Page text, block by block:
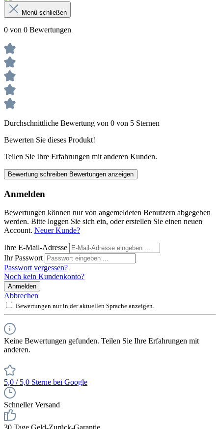
Menü schließen
0 von 0 Bewertungen
Durchschnittliche Bewertung von 0 von 5 Sternen
Bewerten Sie dieses Produkt!
Teilen Sie Ihre Erfahrungen mit anderen Kunden.
Bewertung schreiben Bewertungen anzeigen
Anmelden
Bewertungen können nur von angemeldeten Benutzern abgegeben
werden. Bitte loggen Sie sich ein, oder erstellen Sie einen neuen
Account. Neuer Kunde?
Ihre E-Mail-Adresse
Ihr Passwort
Passwort vergessen?
Noch kein Kundenkonto?
Anmelden
Abbrechen
Bewertungen nur in der aktuellen Sprache anzeigen.
Keine Bewertungen gefunden. Teilen Sie Ihre Erfahrungen mit
anderen.
5,0 / 5,0 Sterne bei Google
Schneller Versand